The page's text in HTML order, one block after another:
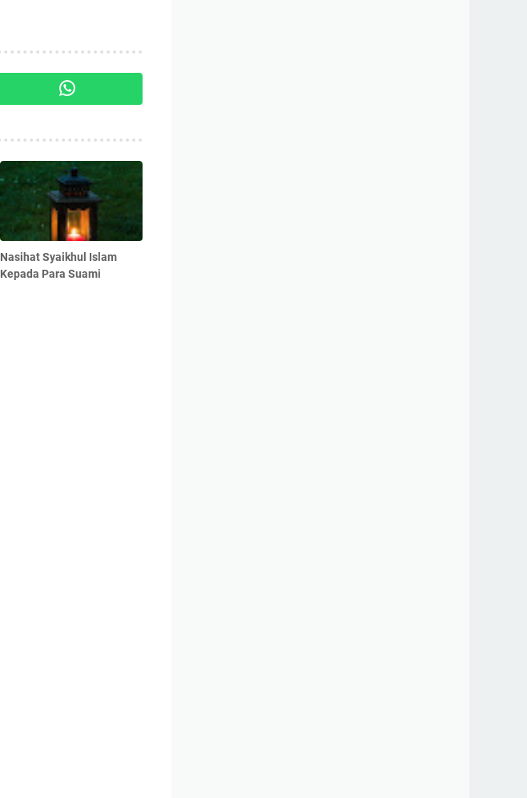
Nasihat Syaikhul Islam
Kepada Para Suami